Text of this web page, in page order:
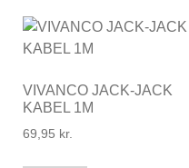
VIVANCO JACK-JACK
KABEL 1M
69,95 kr.